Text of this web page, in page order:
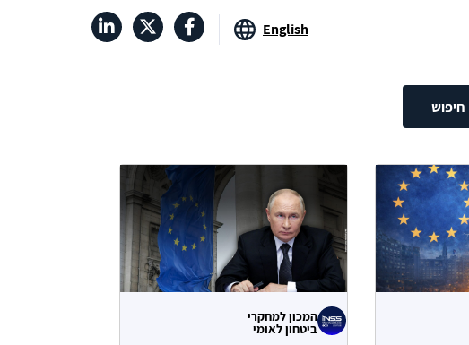
English
חיפוש
המכון למחקרי
ביטחון לאומי